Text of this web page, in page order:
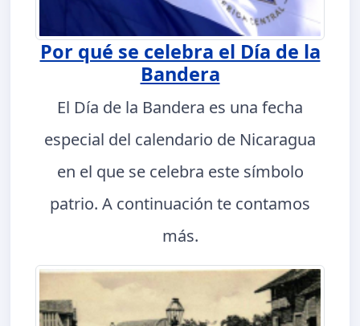
Por qué se celebra el Día de la
Bandera
El Día de la Bandera es una fecha
especial del calendario de Nicaragua
en el que se celebra este símbolo
patrio. A continuación te contamos
más.